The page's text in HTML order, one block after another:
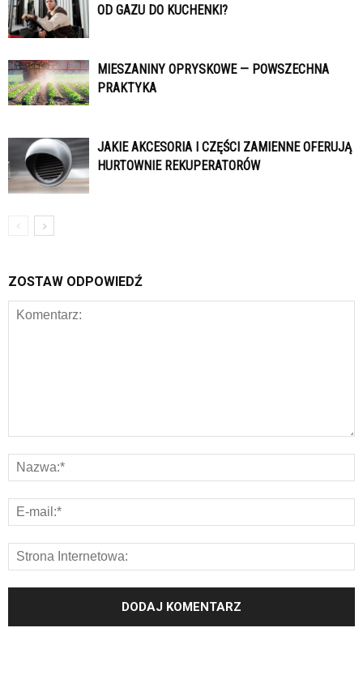
OD GAZU DO KUCHENKI?
MIESZANINY OPRYSKOWE — POWSZECHNA
PRAKTYKA
JAKIE AKCESORIA I CZĘŚCI ZAMIENNE OFERUJĄ
HURTOWNIE REKUPERATORÓW
ZOSTAW ODPOWIEDŹ